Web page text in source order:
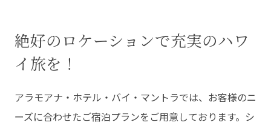
絶好のロケーションで充実のハワ
イ旅を！
アラモアナ・ホテル・バイ・マントラでは、お客様のニ
ーズに合わせたご宿泊プランをご用意しております。シ